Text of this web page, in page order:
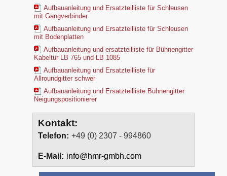
Aufbauanleitung und Ersatzteilliste für Schleusen
mit Gangverbinder
Aufbauanleitung und Ersatzteilliste für Schleusen
mit Bodenplatten
Aufbauanleitung und ersatzteilliste für Bühnengitter
Kabeltür LB 765 und LB 1085
Aufbauanleitung und Ersatzteilliste für
Allroundgitter schwer
Aufbauanleitung und Ersatzteilliste Bühnengitter
Neigungspositionierer
Kontakt:
Telefon: +49 (0) 2307 - 994860
E-Mail: info@hmr-gmbh.com